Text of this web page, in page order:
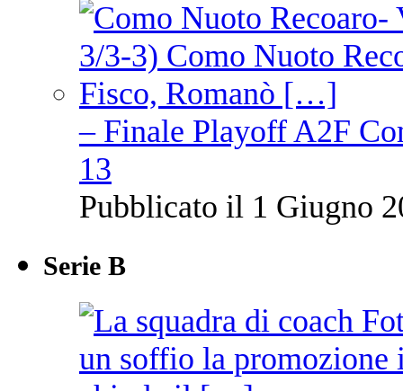
– Finale Playoff A2F
13
Pubblicato il 1 Giugno
Serie B